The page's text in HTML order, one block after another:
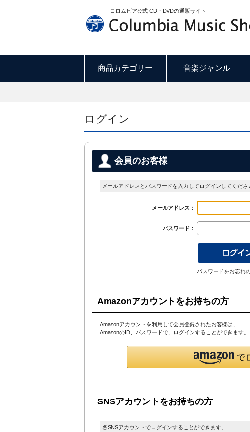
コロムビア公式 CD・DVDの通販サイト
商品カテゴリー 音楽ジャンル
ログイン
会員のお客様
メールアドレスとパスワードを入力してログインしてくださ
メールアドレス：
パスワード：
パスワードをお忘れ
Amazonアカウントをお持ちの方
Amazonアカウントを利用して会員登録されたお客様は、
AmazonのID、パスワードで、ログインすることができます。
SNSアカウントをお持ちの方
各SNSアカウントでログインすることができます。